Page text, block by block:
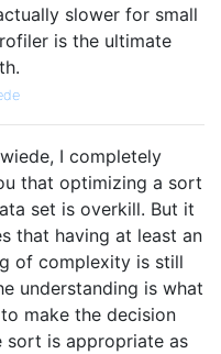
slower for small
is the ultimate
I completely
that optimizing a sort
set is overkill. But it
that having at least an
of complexity is still
understanding is what
make the decision
sort is appropriate as